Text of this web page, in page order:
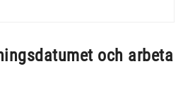
och arbeta